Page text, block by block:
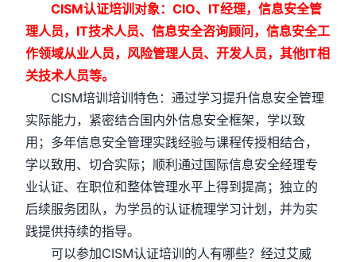
CISM认证培训对象：CIO、IT经理，信息安全管
理人员，IT技术人员、信息安全咨询顾问，信息安全工
作领域从业人员，风险管理人员、开发人员，其他IT相
关技术人员等。
CISM培训培训特色：通过学习提升信息安全管理
实际能力，紧密结合国内外信息安全框架，学以致
用；多年信息安全管理实践经验与课程传授相结合，
学以致用、切合实际；顺利通过国际信息安全经理专
业认证、在职位和整体管理水平上得到提高；独立的
后续服务团队，为学员的认证梳理学习计划，并为实
践提供持续的指导。
可以参加CISM认证培训的人有哪些？经过艾威